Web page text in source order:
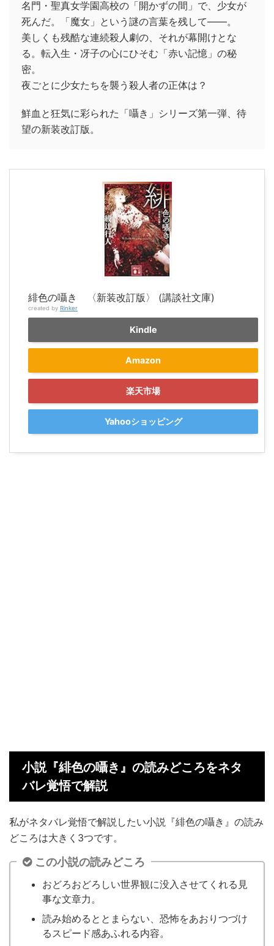
名門・聖真女学園高校の「開かずの間」で、少女が
死んだ。「魔女」という謎の言葉を残して――。
美しくも残酷な連続殺人劇の、それが幕開けとな
る。転入生・冴子の心にひそむ「赤い記憶」の秘
密。
夜ごとに少女たちを襲う殺人者の正体は？
鮮血と狂気に彩られた「囁き」シリーズ第一弾、待
望の新装改訂版。
緋色の囁き 〈新装改訂版〉 (講談社文庫)
created by Rinker
Kindle
Amazon
楽天市場
Yahooショッピング
小説『緋色の囁き』の読みどころをネタ
バレ覚悟で解説
私がネタバレ覚悟で解説したい小説『緋色の囁き』の読み
どころは大きく3つです。
この小説の読みどころ
おどろおどろしい世界観に没入させてくれる見
事な文章力。
読み始めるととまらない、恐怖をあおりつづけ
るスピード感あふれる内容。